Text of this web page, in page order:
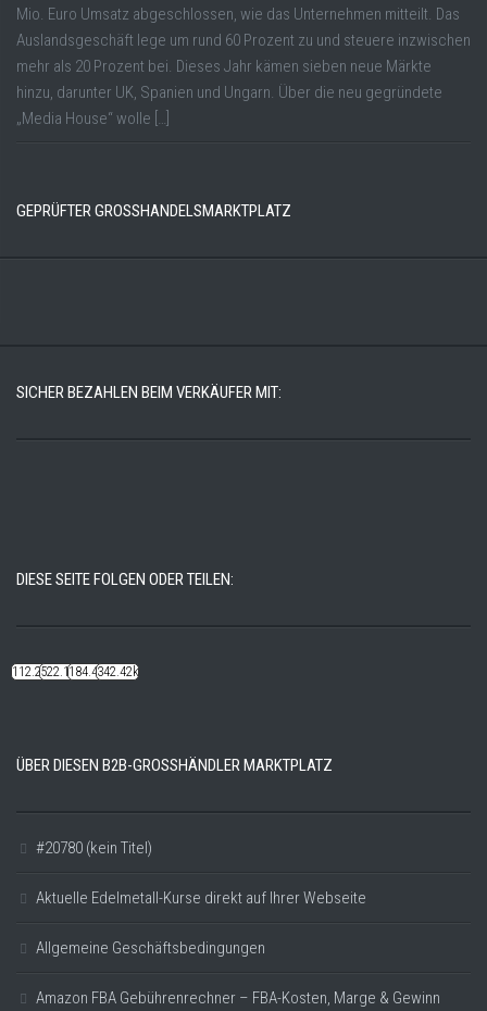
Mio. Euro Umsatz abgeschlossen, wie das Unternehmen mitteilt. Das
Auslandsgeschäft lege um rund 60 Prozent zu und steuere inzwischen
mehr als 20 Prozent bei. Dieses Jahr kämen sieben neue Märkte
hinzu, darunter UK, Spanien und Ungarn. Über die neu gegründete
„Media House“ wolle […]
GEPRÜFTER GROSSHANDELSMARKTPLATZ
SICHER BEZAHLEN BEIM VERKÄUFER MIT:
DIESE SEITE FOLGEN ODER TEILEN:
112.22k522.14k184.48k342.42k
ÜBER DIESEN B2B-GROSSHÄNDLER MARKTPLATZ
#20780 (kein Titel)
Aktuelle Edelmetall-Kurse direkt auf Ihrer Webseite
Allgemeine Geschäftsbedingungen
Amazon FBA Gebührenrechner – FBA-Kosten, Marge & Gewinn